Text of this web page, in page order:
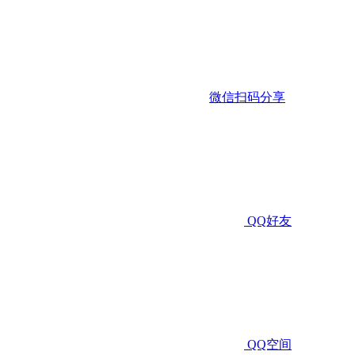
微信扫码分享
QQ好友
QQ空间